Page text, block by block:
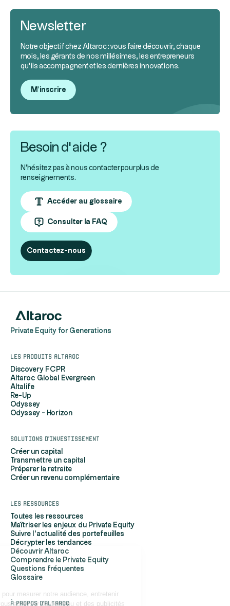
Salut c'est nous...
les Cookies !
Altaroc utilise des cookies pour mesurer notre audience, entretenir
notre relation avec vous, vous adresser du contenu et des publicités
Newsletter
Notre objectif chez Altaroc : vous faire découvrir, chaque
mois, les gérants de nos millésimes, les entrepreneurs
qu’ils accompagnent et les dernières innovations.
M'inscrire
Besoin d’aide ?
N'hésitez pas à nous contacter pour plus de
renseignements.
Accéder au glossaire
Consulter la FAQ
Contactez-nous
Private Equity for Generations
Les produits Altaroc
Discovery FCPR
Altaroc Global Evergreen
Altalife
Re-Up
Odyssey
Odyssey - Horizon
Solutions d'investissement
Créer un capital
Transmettre un capital
Préparer la retraite
Créer un revenu complémentaire
Les ressources
Toutes les ressources
Maîtriser les enjeux du Private Equity
Suivre l'actualité des portefeuilles
Décrypter les tendances
Découvrir Altaroc
Comprendre le Private Equity
Questions fréquentes
Glossaire
À propos d'Altaroc